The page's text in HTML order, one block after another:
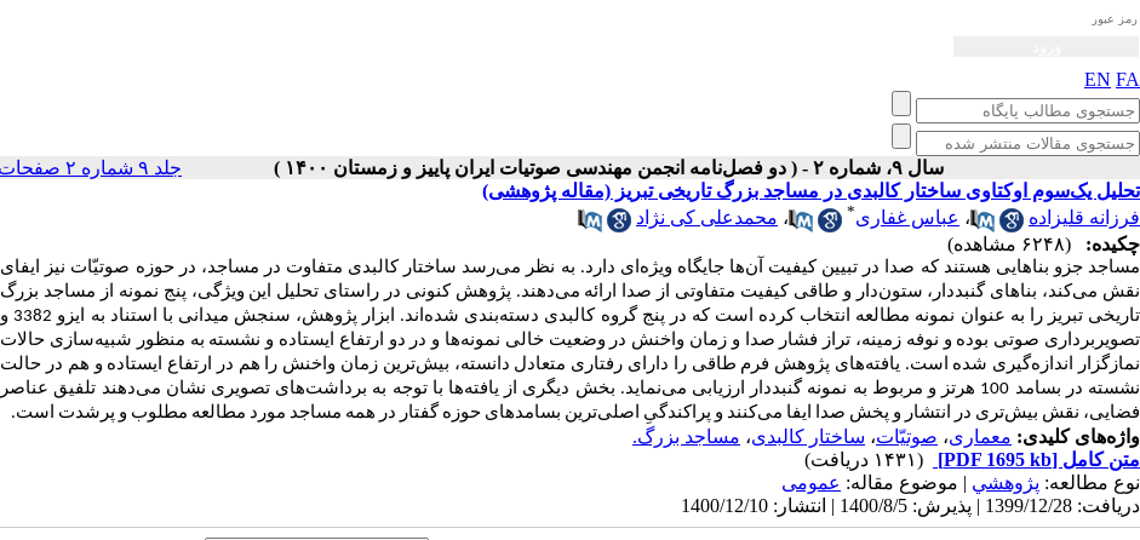
EN FA
سال ۹، شماره ۲ - ( دو فصل‌نامه انجمن مهندسی صوتیات ايران پاییز و زمستان ۱۴۰۰ ) جلد ۹ شماره ۲ صفحات ۲۹-۱۹
تحلیل یک‌سوم اوکتاوی ساختار کالبدی در مساجد بزرگ تاریخی تبریز (مقاله پژوهشی)
فرزانه قلیزاده
، عباس غفاری* ، محمدعلی کی نژاد
چکیده:
(۶۲۴۸ مشاهده)
مساجد جزو بناهایی هستند که صدا در تبیین کیفیت آن‌ها جایگاه ویژه‌ای دارد. به نظر می‌رسد ساختار کالبدی متفاوت در مساجد، در حوزه صوتیّات نیز ایفای
نقش می‌کند، بناهای گنبددار، ستون‌دار و طاقی کیفیت متفاوتی از صدا ارائه می‌دهند. پژوهش کنونی در راستای تحلیل این ویژگی، پنج نمونه از مساجد بزرگ
تاریخی تبریز را به عنوان نمونه مطالعه انتخاب کرده است که در پنج گروه کالبدی دسته‌بندی شده‌اند. ابزار پژوهش، سنجش میدانی با استناد به ایزو 3382 و
تصویربرداری صوتی بوده و نوفه زمینه، تراز فشار صدا و زمان واخنش در وضعیت خالی نمونه‌ها و در دو ارتفاع ایستاده و نشسته به منظور شبیه‌سازی حالات
نمازگزار اندازه‌گیری شده است. یافته‌های پژوهش فرم طاقی را دارای رفتاری متعادل دانسته، بیش‌ترین زمان واخنش را هم در ارتفاع ایستاده و هم در حالت
نشسته در بسامد 100 هرتز و مربوط به نمونه گنبددار ارزیابی می‌نماید. بخش دیگری از یافته‌ها با توجه به برداشت‌های تصویری نشان می‌دهند تلفیق عناصر
فضایی، نقش بیش‌تری در انتشار و پخش صدا ایفا می‌کنند و پراکندگیِ اصلی‌ترین بسامدهای حوزه گفتار در همه مساجد مورد مطالعه مطلوب و پرشدت است.
واژه‌های کلیدی: معماری، صوتیّات، ساختار کالبدی، مساجد بزرگ.
متن کامل [PDF 1695 kb]
(۱۴۳۱ دریافت)
نوع مطالعه: پژوهشي | موضوع مقاله: عمومی
دریافت: 1399/12/28 | پذیرش: 1400/8/5 | انتشار: 1400/12/10